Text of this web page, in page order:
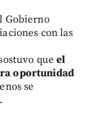
Gobierno
con las
queel
oportunidad
se